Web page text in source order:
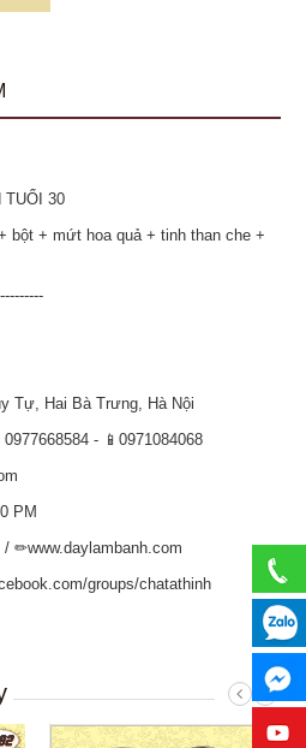
TUỔI 30
bột + mứt hoa quả + tinh than che +
Tự, Hai Bà Trưng, Hà Nội
- 📱0971084068
PM
/ ✏www.daylambanh.com
groups/chatathinh